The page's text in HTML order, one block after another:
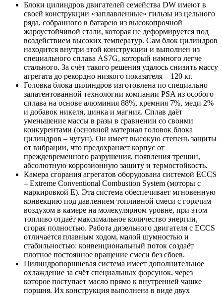
Блоки цилиндров двигателей семейства DW имеют в
своей конструкции «заплавленные» гильзы из цельного
ряда, собранного в батарею из высокопрочной
жароустойчивой стали, которая не деформируется под
воздействием высоких температур. Сам блок цилиндров
находится внутри этой конструкции и выполнен из
специального сплава АS7G, который намного легче
стального. За счёт такого решения удалось снизить массу
агрегата до рекордно низкого показателя – 120 кг.
Головка блока цилиндров изготовлена по специально
запатентованной технологии компании PSA из особого
сплава на основе алюминия 88%, кремния 7%, меди 2%
и добавок никеля, цинка и магния. Сплав даёт
уменьшение массы в разы в сравнении со своими
конкурентами (основной материал головок блока
цилиндров – чугун). Он имеет высокую степень защиты
от вибрации, что предохраняет корпус от
преждевременного разрушения, появления трещин,
абсолютную коррозионную защиту и термостойкость.
Камера сгорания агрегатов оборудована системой ЕССS
– Extreme Conventional Combustion System (моторы с
маркировкой Е). Эта система обеспечивает мгновенную
конвекцию под давлением топливной смеси с горячим
воздухом в камере на молекулярном уровне, при этом
топливо отдаёт максимальное количество энергии,
сгорая полностью. Работа дизельного двигателя с ЕССS
отличается плавным ходом, малой шумностью и
стабильностью: конвенциональный поток создаёт
плотное постоянное вращение смеси без сбоев.
Цилиндропоршневая система имеет дополнительное
охлаждение за счёт специальных форсунок, через
которое поступает масло прямо к внутренней чашке
поршня. Их конструкция выполнена в виде двух